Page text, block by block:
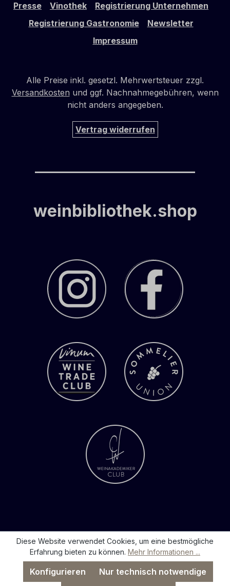
Presse Vinothek
Registrierung Unternehmen
Registrierung Gastronomie
Newsletter
Impressum
Alle Preise inkl. gesetzl. Mehrwertsteuer zzgl.
Versandkosten und ggf. Nachnahmegebühren, wenn
nicht anders angegeben.
Vertrag widerrufen
weinbibliothek.shop
Diese Website verwendet Cookies, um eine bestmögliche
Erfahrung bieten zu können. Mehr Informationen ...
Nur technisch notwendige
Konfigurieren